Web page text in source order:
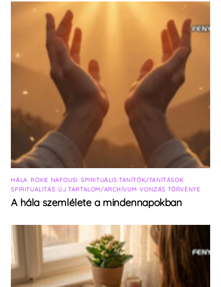
HÁLA ROXIE NAFOUSI SPIRITUÁLIS TANÍTÓK/TANÍTÁSOK
SPIRITUALITÁS ÚJ TARTALOM/ARCHÍVUM ,VONZÁS TÖRVÉNYE
A hála szemlélete a mindennapokban